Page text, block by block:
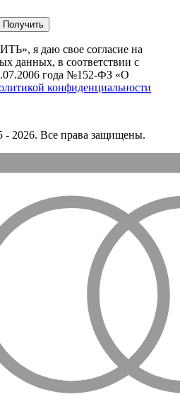
я даю свое согласие на
данных, в соответствии с
года №152-ФЗ «О
конфиденциальности
2026. Все права защищены.